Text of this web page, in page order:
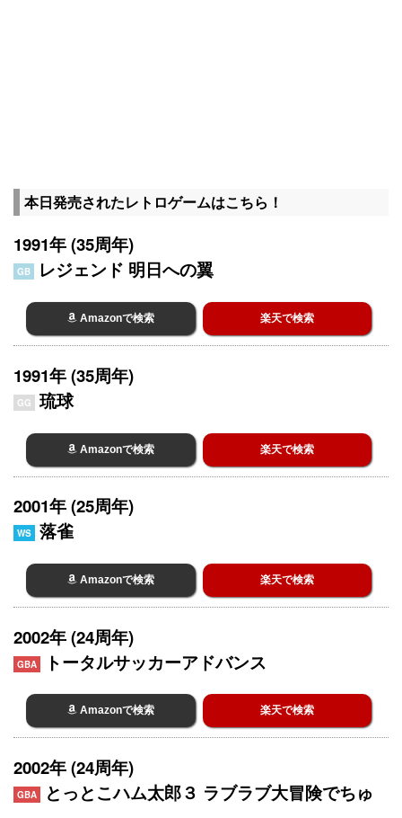
本日発売されたレトロゲームはこちら！
1991年 (35周年)
GB レジェンド 明日への翼
Amazonで検索 楽天で検索
1991年 (35周年)
GG 琉球
Amazonで検索 楽天で検索
2001年 (25周年)
WS 落雀
Amazonで検索 楽天で検索
2002年 (24周年)
GBA トータルサッカーアドバンス
Amazonで検索 楽天で検索
2002年 (24周年)
GBA とっとこハム太郎３ ラブラブ大冒険でちゅ